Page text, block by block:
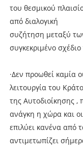
του θεσμικού
από διαλογική
συζήτηση μεταξύ
συγκεκριμένο
·Δεν προωθεί καμία
λειτουργία του
της Αυτοδιοίκησης ,
ανάγκη η χώρα και οι
επιλύει κανένα από
αντιμετωπίζει